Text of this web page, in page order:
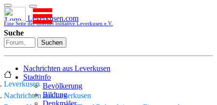
Leverkusen.com
Eine Seite der Internet Initiative Leverkusen e.V.
Suche
Suchen
Nachrichten aus Leverkusen
Stadtinfo
Bevölkerung
Bildung
Denkmäler
Leverkusen
Nachrichten aus Leverkusen